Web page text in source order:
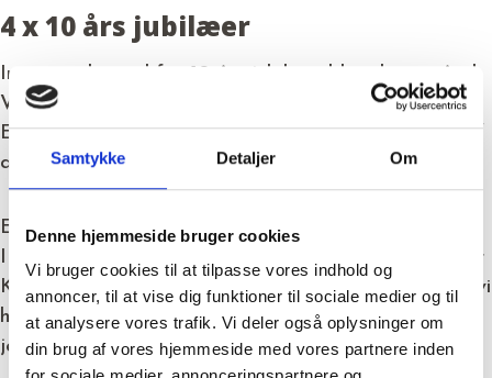
Samtykke Detaljer Om
Denne hjemmeside bruger cookies
Vi bruger cookies til at tilpasse vores indhold og
annoncer, til at vise dig funktioner til sociale medier og til
at analysere vores trafik. Vi deler også oplysninger om
din brug af vores hjemmeside med vores partnere inden
4 x 10 års jubilæer
Intet mindre end fire 10 års jubilæer blev det også til.
Vi kunne nemlig fejre flotte runde milepæle for både
Elena, Gheorghe, Lijun og Sari. Vi er bare så glade af
at have jer med på Kongsvang holdet!
Et stort hurra og tillykke til alle vores skønne jubilarer.
I kan være stolte af jer selv og jeres arbejde – det er
Kongsvang i hvert fald! Af hjertet tak for indsatsen, vi
håber vi må fejre mange flere jubilæer sammen med
jer i fremtiden.